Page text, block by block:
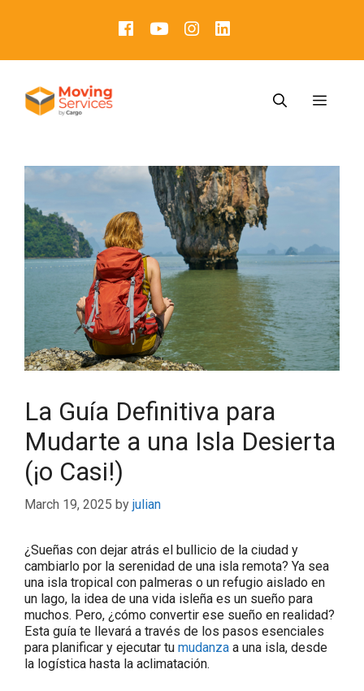
La Guía Definitiva para
Mudarte a una Isla Desierta
(¡o Casi!)
March 19, 2025 by julian
¿Sueñas con dejar atrás el bullicio de la ciudad y
cambiarlo por la serenidad de una isla remota? Ya sea
una isla tropical con palmeras o un refugio aislado en
un lago, la idea de una vida isleña es un sueño para
muchos. Pero, ¿cómo convertir ese sueño en realidad?
Esta guía te llevará a través de los pasos esenciales
para planificar y ejecutar tu mudanza a una isla, desde
la logística hasta la aclimatación.